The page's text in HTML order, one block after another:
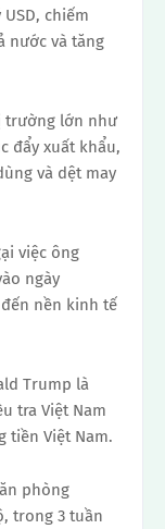
chiếm
nước và tăng
trường lớn như
đẩy xuất khẩu,
và dệt may
việc ông
ngày
nền kinh tế
Trump là
tra Việt Nam
tiền Việt Nam.
phòng
trong 3 tuần